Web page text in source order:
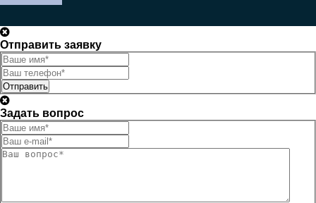
Отправить заявку
Отправить
Задать вопрос